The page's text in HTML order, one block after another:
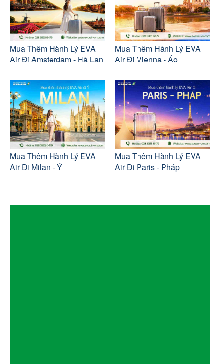
Mua Thêm Hành Lý EVA
Air Đi Amsterdam - Hà Lan
Mua Thêm Hành Lý EVA
Air Đi Vienna - Áo
Mua Thêm Hành Lý EVA
Air Đi Milan - Ý
Mua Thêm Hành Lý EVA
Air Đi Paris - Pháp